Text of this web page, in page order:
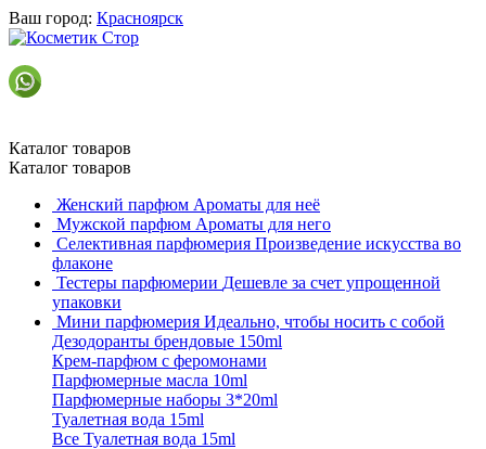
Ваш город: Красноярск
Каталог товаров
Каталог товаров
Женский парфюм Ароматы для неё
Мужской парфюм Ароматы для него
Селективная парфюмерия Произведение искусства во
флаконе
Тестеры парфюмерии Дешевле за счет упрощенной
упаковки
Мини парфюмерия Идеально, чтобы носить с собой
Дезодоранты брендовые 150ml
Крем-парфюм с феромонами
Парфюмерные масла 10ml
Парфюмерные наборы 3*20ml
Туалетная вода 15ml
Все Туалетная вода 15ml